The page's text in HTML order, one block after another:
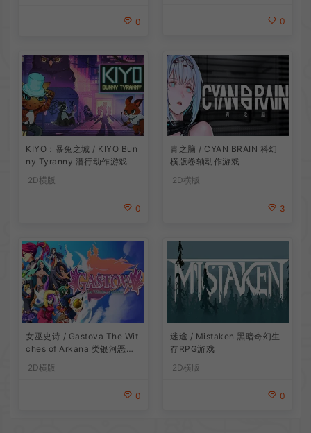
0 0
KIYO：暴兔之城 / KIYO Bun
ny Tyranny 潜行动作游戏
2D横版
0
青之脑 / CYAN BRAIN 科幻
横版卷轴动作游戏
2D横版
3
女巫史诗 / Gastova The Wit
ches of Arkana 类银河恶魔
2D横版
0
迷途 / Mistaken 黑暗奇幻生
存RPG游戏
2D横版
0